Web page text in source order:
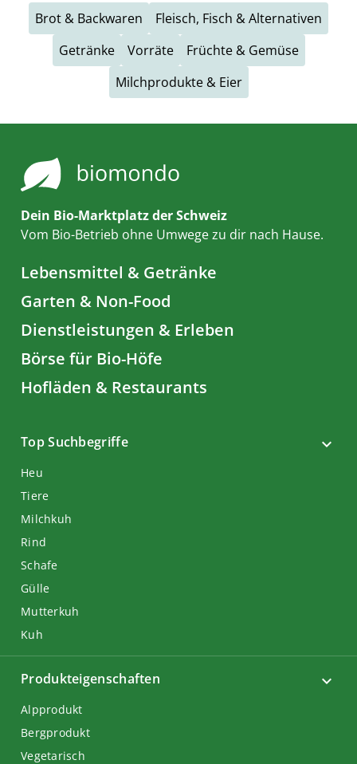
Brot & Backwaren
Fleisch, Fisch & Alternativen
Getränke
Vorräte
Früchte & Gemüse
Milchprodukte & Eier
Dein Bio-Marktplatz der Schweiz
Vom Bio-Betrieb ohne Umwege zu dir nach Hause.
Lebensmittel & Getränke
Garten & Non-Food
Dienstleistungen & Erleben
Börse für Bio-Höfe
Hofläden & Restaurants
Top Suchbegriffe
Heu
Tiere
Milchkuh
Rind
Schafe
Gülle
Mutterkuh
Kuh
Produkteigenschaften
Alpprodukt
Bergprodukt
Vegetarisch